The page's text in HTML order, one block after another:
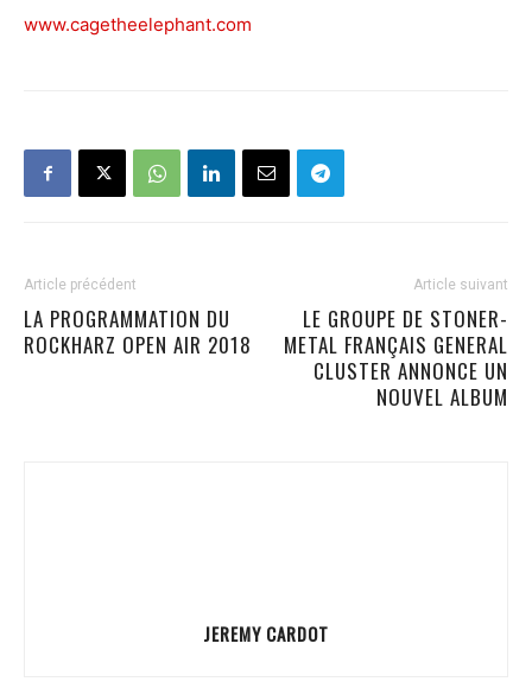
www.cagetheelephant.com
Article précédent
LA PROGRAMMATION DU
ROCKHARZ OPEN AIR 2018
Article suivant
LE GROUPE DE STONER-
METAL FRANÇAIS GENERAL
CLUSTER ANNONCE UN
NOUVEL ALBUM
JEREMY CARDOT